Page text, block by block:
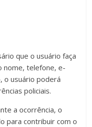
que o usuário faça
nome, telefone, e-
o usuário poderá
policiais.
a ocorrência, o
para contribuir com o